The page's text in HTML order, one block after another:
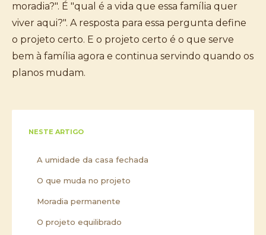
moradia?". É "qual é a vida que essa família quer
viver aqui?". A resposta para essa pergunta define
o projeto certo. E o projeto certo é o que serve
bem à família agora e continua servindo quando os
planos mudam.
NESTE ARTIGO
A umidade da casa fechada
O que muda no projeto
Moradia permanente
O projeto equilibrado